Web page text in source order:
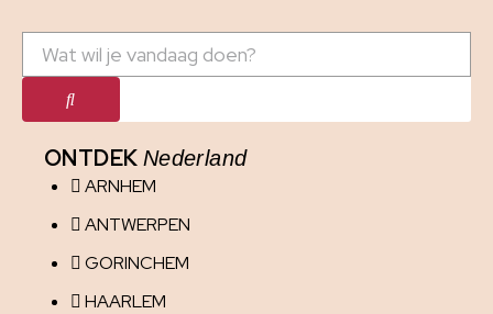
ONTDEK Nederland
ARNHEM
ANTWERPEN
GORINCHEM
HAARLEM